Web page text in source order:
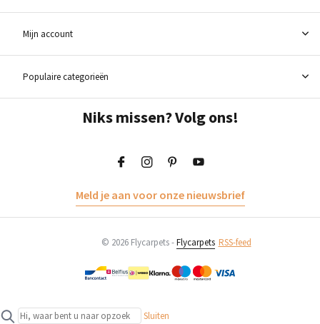
Mijn account
Populaire categorieën
Niks missen? Volg ons!
Meld je aan voor onze nieuwsbrief
© 2026 Flycarpets -Flycarpets RSS-feed
Sluiten